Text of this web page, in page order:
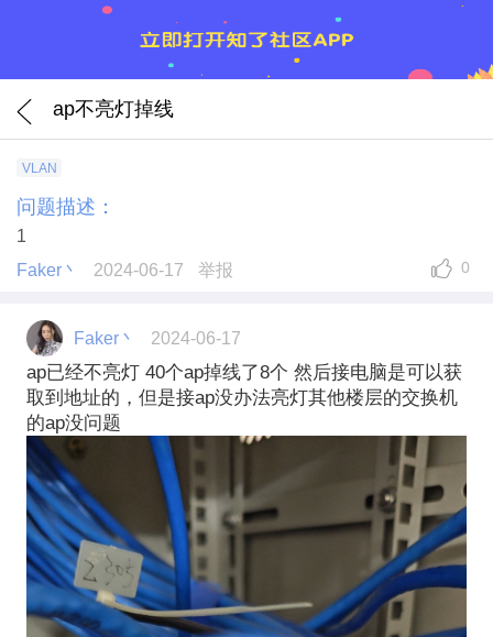
ap不亮灯掉线
VLAN
问题描述：
1
Faker丶
2024-06-17 举报 0
Faker丶 2024-06-17
ap已经不亮灯 40个ap掉线了8个 然后接电脑是可以获
取到地址的，但是接ap没办法亮灯其他楼层的交换机
的ap没问题